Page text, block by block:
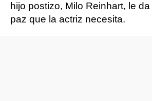
hijo postizo, Milo Reinhart, le
paz que la actriz necesita.